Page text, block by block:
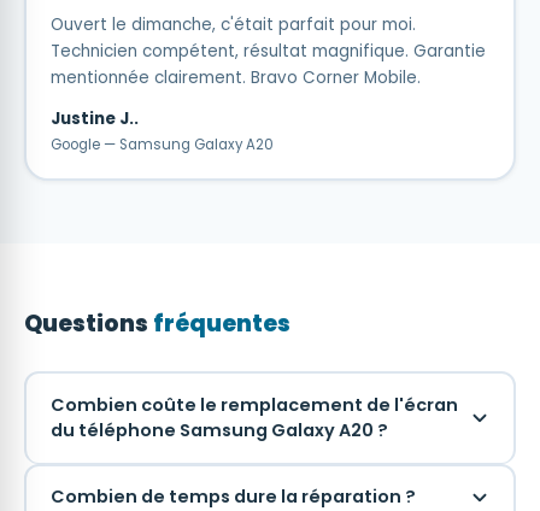
Ouvert le dimanche, c'était parfait pour moi.
Technicien compétent, résultat magnifique. Garantie
mentionnée clairement. Bravo Corner Mobile.
Justine J..
Google — Samsung Galaxy A20
Questions fréquentes
Combien coûte le remplacement de l'écran
du téléphone Samsung Galaxy A20 ?
Combien de temps dure la réparation ?